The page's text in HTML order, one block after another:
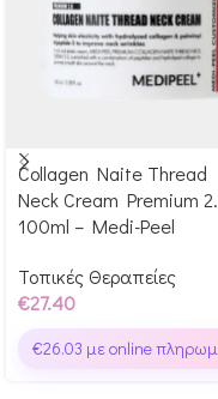
Αγόρασε & κέρδισε 274
Glow Points!
Collagen Naite Thread
Neck Cream Premium
100ml – Medi-Peel
Τοπικές Θεραπείες
€27.40
€26.03 με online